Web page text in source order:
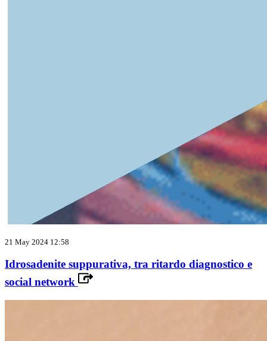
21 May 2024 12:58
Idrosadenite suppurativa, tra ritardo diagnostico e
social network